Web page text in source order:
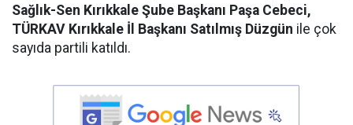
Sağlık-Sen Kırıkkale Şube Başkanı Paşa Cebeci,
TÜRKAV Kırıkkale İl Başkanı Satılmış Düzgün ile çok
sayıda partili katıldı.